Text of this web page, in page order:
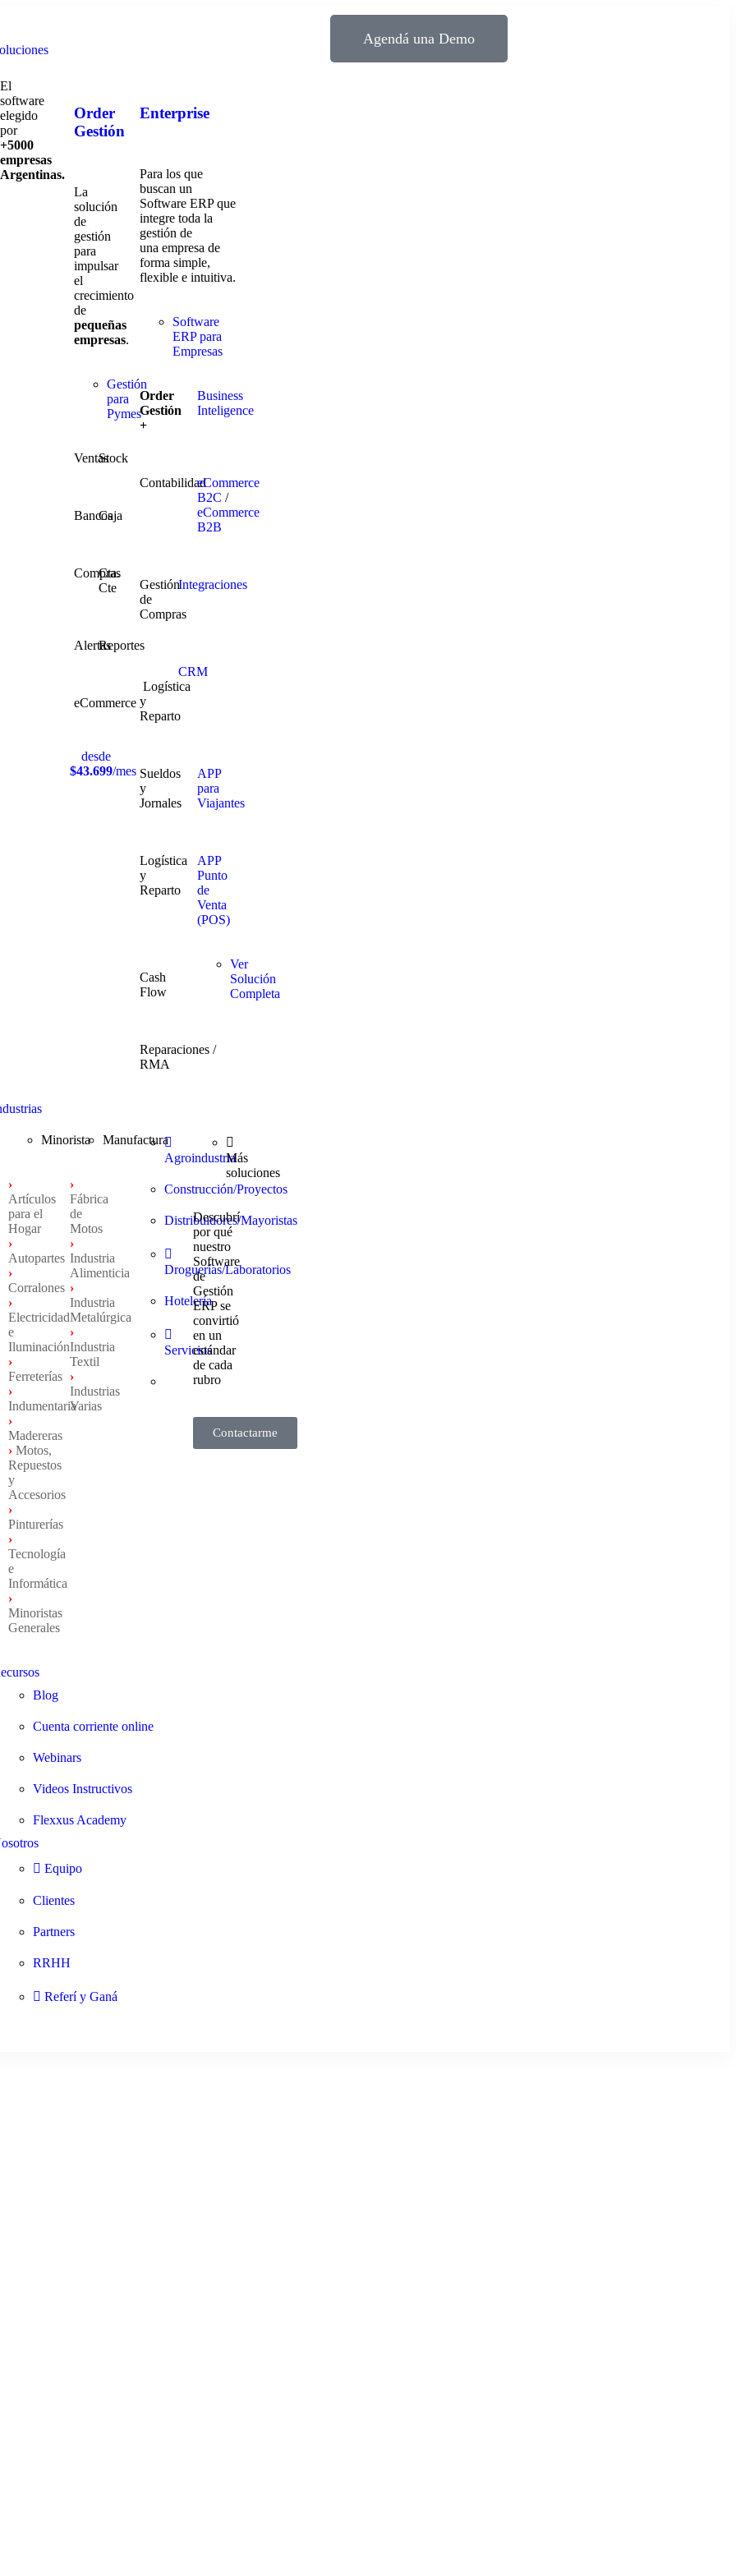
El
software
elegido
por
+5000
empresas
Argentinas.
Order
Gestión
La
solución
de
gestión
para
impulsar
el
crecimiento
de
pequeñas
empresas.
Gestión
para
Pymes
VentasStock
Bancos
Caja
Compras
Cta.
Cte
AlertasReportes
eCommerce
desde
$43.699/mes
Enterprise
Para los que
buscan un
Software ERP que
integre toda la
gestión de
una empresa de
forma simple,
flexible e intuitiva.
Software
ERP para
Empresas
Order
Gestión
+
Business
Inteligence
ContabilidadeCommerce
B2C /
eCommerce
B2B
Gestión
de
Compras
Integraciones
Logística
y
Reparto
CRM
Sueldos
y
Jornales
APP
para
Viajantes
Logística
y
Reparto
APP
Punto
de
Venta
(POS)
Cash
Flow
Ver
Solución
Completa
Reparaciones /
RMA
Minorista
›
Artículos
para el
Hogar
›
Autopartes
›
Corralones
›
Electricidad
e
Iluminación
›
Ferreterías
›
Indumentaria
›
Madereras
› Motos,
Repuestos
y
Accesorios
›
Pinturerías
›
Tecnología
e
Informática
›
Minoristas
Generales
Manufactura
›
Fábrica
de
Motos
›
Industria
Alimenticia
›
Industria
Metalúrgica
›
Industria
Textil
›
Industrias
Varias
Agroindustria
Construcción/Proyectos
Distribuidores/Mayoristas
Droguerías/Laboratorios
Hotelería
Servicios
Más
soluciones
Descubrí
por qué
nuestro
Software
de
Gestión
ERP se
convirtió
en un
estándar
de cada
rubro
Contactarme
Blog
Cuenta corriente online
Webinars
Videos Instructivos
Flexxus Academy
Equipo
Clientes
Partners
RRHH
Referí y Ganá
Agendá una Demo